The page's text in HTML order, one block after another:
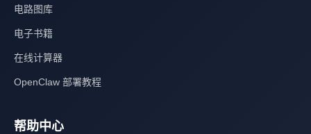
电路图库
电子书籍
在线计算器
OpenClaw 部署教程
帮助中心